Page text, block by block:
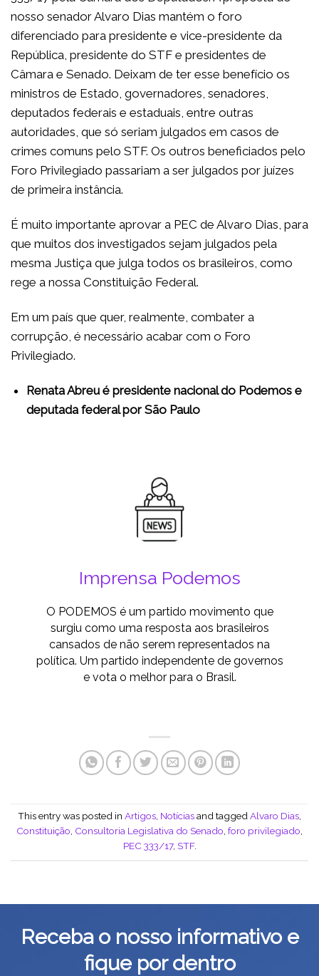
nosso senador Alvaro Dias mantém o foro
diferenciado para presidente e vice-presidente da
República, presidente do STF e presidentes de
Câmara e Senado. Deixam de ter esse benefício os
ministros de Estado, governadores, senadores,
deputados federais e estaduais, entre outras
autoridades, que só seriam julgados em casos de
crimes comuns pelo STF. Os outros beneficiados pelo
Foro Privilegiado passariam a ser julgados por juízes
de primeira instância.
É muito importante aprovar a PEC de Alvaro Dias, para
que muitos dos investigados sejam julgados pela
mesma Justiça que julga todos os brasileiros, como
rege a nossa Constituição Federal.
Em um país que quer, realmente, combater a
corrupção, é necessário acabar com o Foro
Privilegiado.
Renata Abreu é presidente nacional do Podemos e
deputada federal por São Paulo
Imprensa Podemos
O PODEMOS é um partido movimento que
surgiu como uma resposta aos brasileiros
cansados de não serem representados na
política. Um partido independente de governos
e vota o melhor para o Brasil.
This entry was posted in Artigos, Notíciasand taggedAlvaro Dias,
Constituição, Consultoria Legislativa do Senado, foro privilegiado,
PEC 333/17, STF.
Receba o nosso informativo e
fique por dentro